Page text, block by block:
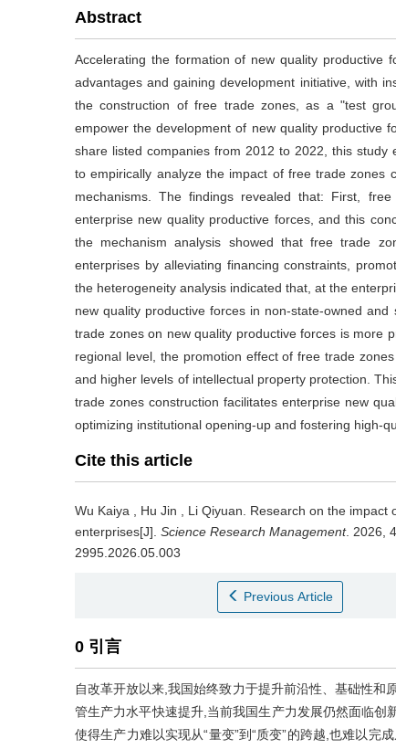
Abstract
Accelerating the formation of new quality productive
advantages and gaining development initiative, with
the construction of free trade zones, as a "test
empower the development of new quality productive
share listed companies from 2012 to 2022, this
to empirically analyze the impact of free trade zones
mechanisms. The findings revealed that: First,
enterprise new quality productive forces, and this
the mechanism analysis showed that free trade
enterprises by alleviating financing constraints,
the heterogeneity analysis indicated that, at the
new quality productive forces in non-state-owned
trade zones on new quality productive forces is more
regional level, the promotion effect of free trade
and higher levels of intellectual property protection.
trade zones construction facilitates enterprise new
optimizing institutional opening-up and fostering high-
Cite this article
Wu Kaiya Hu Jin Li Qiyuan
Research on the impact
enterprises[J]. Science Research Management. 2026,
2995.2026.05.003
Previous Article
0 引言
自改革开放以来,我国始终致力于提升前沿性、基础性
管生产力水平快速提升,当前我国生产力发展仍然面临创
使得生产力难以实现从“量变”到“质变”的跨越,也难以完